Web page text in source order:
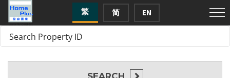
繁 简 EN
SEARCH